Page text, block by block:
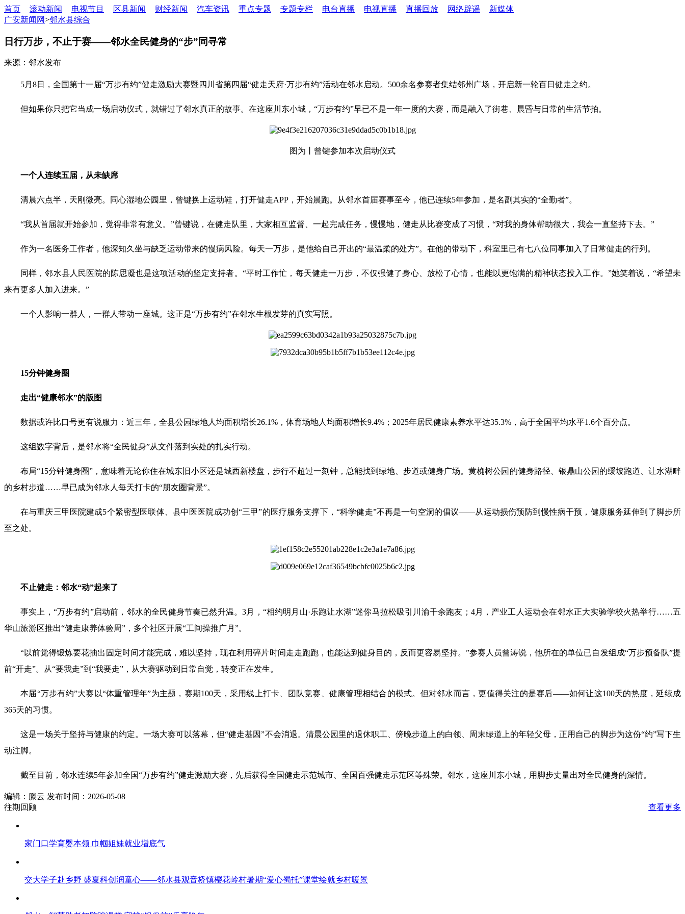
首页 滚动新闻 电视节目 区县新闻 财经新闻 汽车资讯 重点专题 专题专栏 电台直播 电视直播 直播回放 网络辟谣
新媒体
广安新闻网>邻水县综合
日行万步，不止于赛——邻水全民健身的“步”同寻常
来源：邻水发布
5月8日，全国第十一届“万步有约”健走激励大赛暨四川省第四届“健走天府·万步有约”活动在邻水启动。500余名参赛者集结邻州广场，开启新一轮百日健走之约。
但如果你只把它当成一场启动仪式，就错过了邻水真正的故事。在这座川东小城，“万步有约”早已不是一年一度的大赛，而是融入了街巷、晨昏与日常的生活节拍。
图为丨曾键参加本次启动仪式
一个人连续五届，从未缺席
清晨六点半，天刚微亮。同心湿地公园里，曾键换上运动鞋，打开健走APP，开始晨跑。从邻水首届赛事至今，他已连续5年参加，是名副其实的“全勤者”。
“我从首届就开始参加，觉得非常有意义。”曾键说，在健走队里，大家相互监督、一起完成任务，慢慢地，健走从比赛变成了习惯，“对我的身体帮助很大，我会一直坚持下去。”
作为一名医务工作者，他深知久坐与缺乏运动带来的慢病风险。每天一万步，是他给自己开出的“最温柔的处方”。在他的带动下，科室里已有七八位同事加入了日常健走的行列。
同样，邻水县人民医院的陈思凝也是这项活动的坚定支持者。“平时工作忙，每天健走一万步，不仅强健了身心、放松了心情，也能以更饱满的精神状态投入工作。”她笑着说，“希望未
来有更多人加入进来。”
一个人影响一群人，一群人带动一座城。这正是“万步有约”在邻水生根发芽的真实写照。
15分钟健身圈
走出“健康邻水”的版图
数据或许比口号更有说服力：近三年，全县公园绿地人均面积增长26.1%，体育场地人均面积增长9.4%；2025年居民健康素养水平达35.3%，高于全国平均水平1.6个百分点。
这组数字背后，是邻水将“全民健身”从文件落到实处的扎实行动。
布局“15分钟健身圈”，意味着无论你住在城东旧小区还是城西新楼盘，步行不超过一刻钟，总能找到绿地、步道或健身广场。黄桷树公园的健身路径、银鼎山公园的缓坡跑道、让水湖畔
的乡村步道……早已成为邻水人每天打卡的“朋友圈背景”。
在与重庆三甲医院建成5个紧密型医联体、县中医医院成功创“三甲”的医疗服务支撑下，“科学健走”不再是一句空洞的倡议——从运动损伤预防到慢性病干预，健康服务延伸到了脚步所
至之处。
不止健走：邻水“动”起来了
事实上，“万步有约”启动前，邻水的全民健身节奏已然升温。3月，“相约明月山·乐跑让水湖”迷你马拉松吸引川渝千余跑友；4月，产业工人运动会在邻水正大实验学校火热举行……五
华山旅游区推出“健走康养体验周”，多个社区开展“工间操推广月”。
“以前觉得锻炼要花抽出固定时间才能完成，难以坚持，现在利用碎片时间走走跑跑，也能达到健身目的，反而更容易坚持。”参赛人员曾涛说，他所在的单位已自发组成“万步预备队”提
前“开走”。从“要我走”到“我要走”，从大赛驱动到日常自觉，转变正在发生。
本届“万步有约”大赛以“体重管理年”为主题，赛期100天，采用线上打卡、团队竞赛、健康管理相结合的模式。但对邻水而言，更值得关注的是赛后——如何让这100天的热度，延续成
365天的习惯。
这是一场关于坚持与健康的约定。一场大赛可以落幕，但“健走基因”不会消退。清晨公园里的退休职工、傍晚步道上的白领、周末绿道上的年轻父母，正用自己的脚步为这份“约”写下生
动注脚。
截至目前，邻水连续5年参加全国“万步有约”健走激励大赛，先后获得全国健走示范城市、全国百强健走示范区等殊荣。邻水，这座川东小城，用脚步丈量出对全民健身的深情。
编辑：滕云 发布时间：2026-05-08
往期回顾
查看更多
家门口学育婴本领 巾帼姐妹就业增底气
交大学子赴乡野 盛夏科创润童心——邻水县观音桥镇樱花岭村暑期“爱心蜀托”课堂绘就乡村暖景